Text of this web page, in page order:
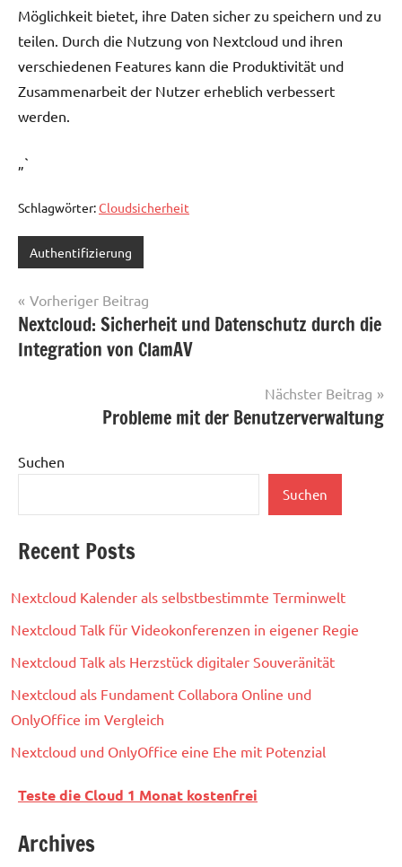
Möglichkeit bietet, ihre Daten sicher zu speichern und zu
teilen. Durch die Nutzung von Nextcloud und ihren
verschiedenen Features kann die Produktivität und
Zusammenarbeit der Nutzer erheblich verbessert
werden.
„`
Schlagwörter:Cloudsicherheit
Authentifizierung
Beitragsnavigation
Vorheriger Beitrag
Nextcloud: Sicherheit und Datenschutz durch die
Integration von ClamAV
Nächster Beitrag
Probleme mit der Benutzerverwaltung
Suchen
Suchen
Recent Posts
Nextcloud Kalender als selbstbestimmte Terminwelt
Nextcloud Talk für Videokonferenzen in eigener Regie
Nextcloud Talk als Herzstück digitaler Souveränität
Nextcloud als Fundament Collabora Online und
OnlyOffice im Vergleich
Nextcloud und OnlyOffice eine Ehe mit Potenzial
Teste die Cloud 1 Monat kostenfrei
Archives